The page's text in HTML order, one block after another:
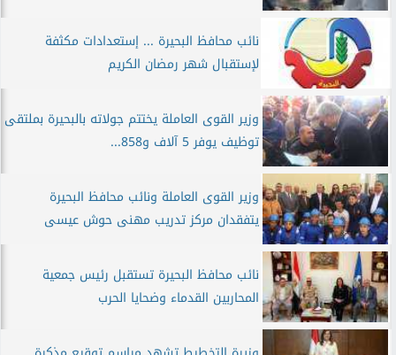
نائب محافظ البحيرة ... إستعدادات مكثفة
لإستقبال شهر رمضان الكريم
وزير القوى العاملة يختتم جولاته بالبحيرة بملتقى
توظيف يوفر 5 آلاف و858...
وزير القوى العاملة ونائب محافظ البحيرة
يتفقدان مركز تدريب مهنى حوش عيسى
نائب محافظ البحيرة تستقبل رئيس جمعية
المحاربين القدماء وضحايا الحرب